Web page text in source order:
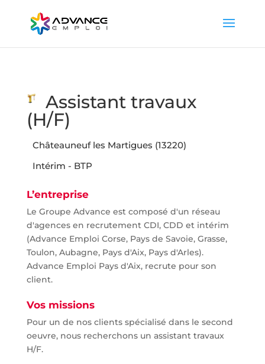
Assistant travaux
(H/F)
Châteauneuf les Martigues (13220)
Intérim - BTP
L’entreprise
Le Groupe Advance est composé d'un réseau
d'agences en recrutement CDI, CDD et intérim
(Advance Emploi Corse, Pays de Savoie, Grasse,
Toulon, Aubagne, Pays d'Aix, Pays d'Arles).
Advance Emploi Pays d'Aix, recrute pour son
client.
Vos missions
Pour un de nos clients spécialisé dans le second
oeuvre, nous recherchons un assistant travaux
H/F.